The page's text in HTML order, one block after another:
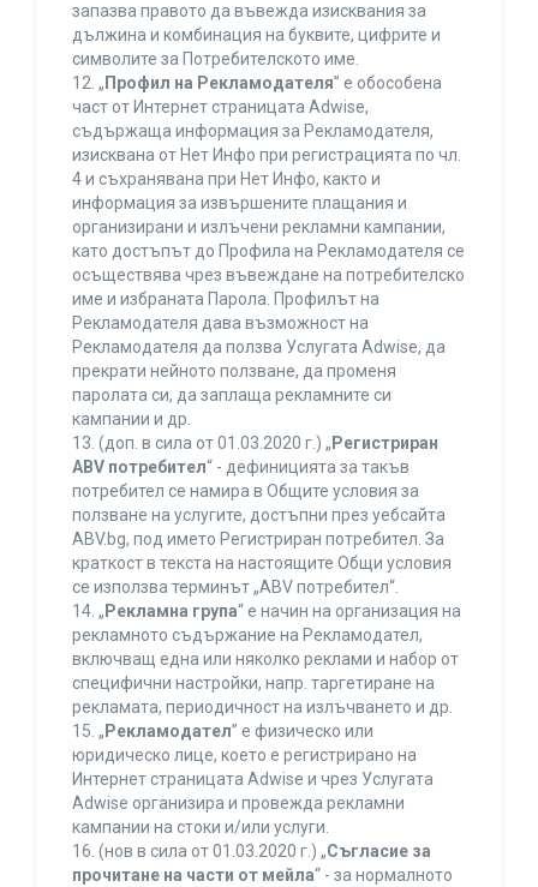
запазва правото да въвежда изисквания за
дължина и комбинация на буквите, цифрите и
символите за Потребителското име.
12. „ Профил на Рекламодателя” е обособена
част от Интернет страницата Adwise,
съдържаща информация за Рекламодателя,
изисквана от Нет Инфо при регистрацията по чл.
4 и съхранявана при Нет Инфо, както и
информация за извършените плащания и
организирани и излъчени рекламни кампании,
като достъпът до Профила на Рекламодателя се
осъществява чрез въвеждане на потребителско
име и избраната Парола. Профилът на
Рекламодателя дава възможност на
Рекламодателя да ползва Услугата Adwise, да
прекрати нейното ползване, да променя
паролата си, да заплаща рекламните си
кампании и др.
13. (доп. в сила от 01.03.2020 г.) „ Регистриран
ABV потребител“ - дефиницията за такъв
потребител се намира в Общите условия за
ползване на услугите, достъпни през уебсайта
ABV.bg, под името Регистриран потребител. За
краткост в текста на настоящите Общи условия
се използва терминът „ABV потребител“.
14. „ Рекламна група“ е начин на организация на
рекламното съдържание на Рекламодател,
включващ една или няколко реклами и набор от
специфични настройки, напр. таргетиране на
рекламата, периодичност на излъчването и др.
15. „ Рекламодател” е физическо или
юридическо лице, което е регистрирано на
Интернет страницата Adwise и чрез Услугата
Adwise организира и провежда рекламни
кампании на стоки и/или услуги.
16. (нов в сила от 01.03.2020 г.) „Съгласие за
прочитане на части от мейла“ - за нормалното